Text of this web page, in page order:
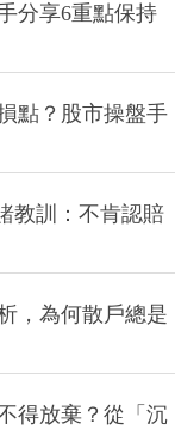
分享6重點保持
點？股市操盤手
教訓：不肯認賠
，為何散戶總是
得放棄？從「沉